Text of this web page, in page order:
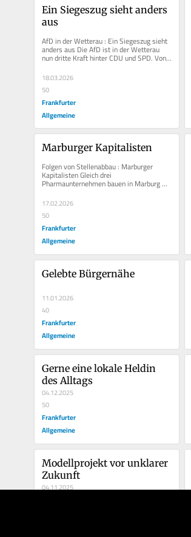
Ein Siegeszug sieht anders
aus
AfD in der Wetterau : Ein Siegeszug sieht
anders aus Die AfD ist in der Wetterau
nun dritte Kraft hinter CDU und SPD. Von
18.03.2026
50
Frankfurter
Allgemeine
Marburger Kapitalisten
Folgen von Stellenabbau : Marburger
Kapitalisten Gleich drei
Pharmaunternehmen bauen in Marburg
mehrere Hundert Arbeitsplätze ab. Für die
Finanzen...
17.02.2026
50
Frankfurter
Allgemeine
Gelebte Bürgernähe
11.01.2026
40
Frankfurter
Allgemeine
Gerne eine lokale Heldin
des Alltags
04.12.2025
50
Frankfurter
Allgemeine
Modellprojekt vor unklarer
Zukunft
04.11.2025